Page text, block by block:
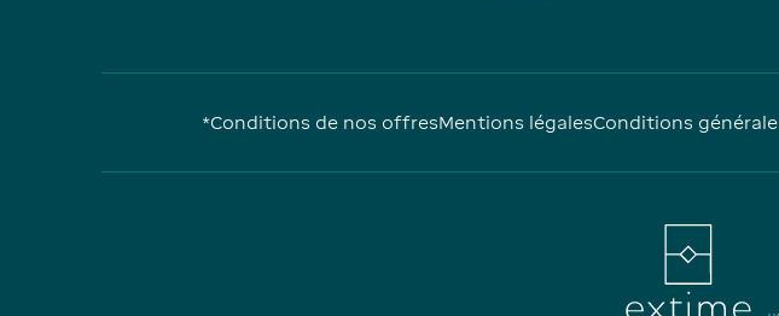
*Conditions de nos offresMentions légalesConditions